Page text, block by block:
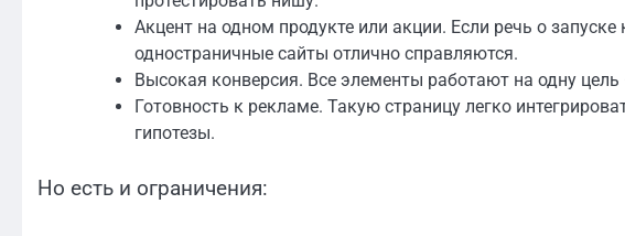
Акцент на одном продукте или акции. Если речь о
одностраничные сайты отлично справляются.
Высокая конверсия. Все элементы работают на одну
Готовность к рекламе. Такую страницу легко
гипотезы.
Но есть и ограничения: